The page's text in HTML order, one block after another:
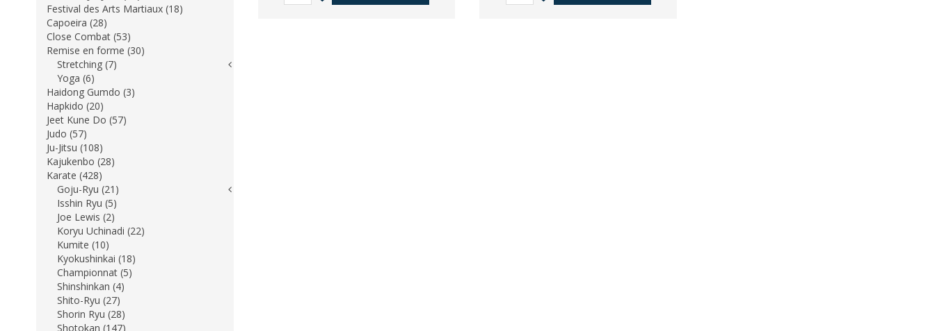
Festival des Arts Martiaux (18)
Capoeira (28)
Close Combat (53)
Remise en forme (30)
Stretching (7)
Yoga (6)
Haidong Gumdo (3)
Hapkido (20)
Jeet Kune Do (57)
Judo (57)
Ju-Jitsu (108)
Kajukenbo (28)
Karate (428)
Goju-Ryu (21)
Isshin Ryu (5)
Joe Lewis (2)
Koryu Uchinadi (22)
Kumite (10)
Kyokushinkai (18)
Championnat (5)
Shinshinkan (4)
Shito-Ryu (27)
Shorin Ryu (28)
Shotokan (147)